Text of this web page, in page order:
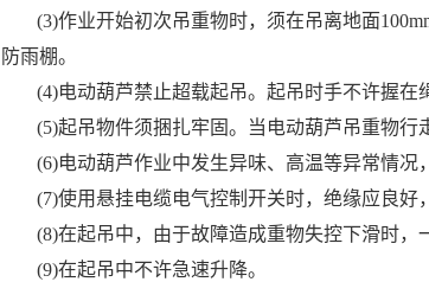
(3)作业开始初次吊重物时，须在吊离地面
防雨棚。
(4)电动葫芦禁止超载起吊。起吊时手不许握
(5)起吊物件须捆扎牢固。当电动葫芦吊重物行
(6)电动葫芦作业中发生异味、高温等异常情
(7)使用悬挂电缆电气控制开关时，绝缘应良好
(8)在起吊中，由于故障造成重物失控下滑时
(9)在起吊中不许急速升降。